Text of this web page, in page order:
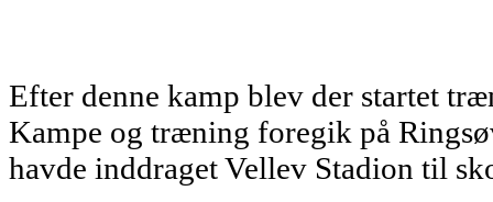
Efter denne kamp blev der startet
Kampe og træning foregik på
havde inddraget Vellev Stadion til